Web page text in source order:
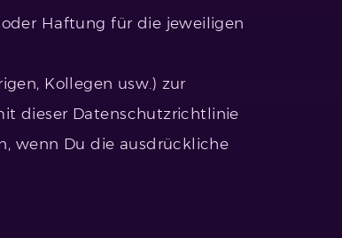
Haftung für die jeweiligen
Kollegen usw.) zur
dieser Datenschutzrichtlinie
wenn Du die ausdrückliche